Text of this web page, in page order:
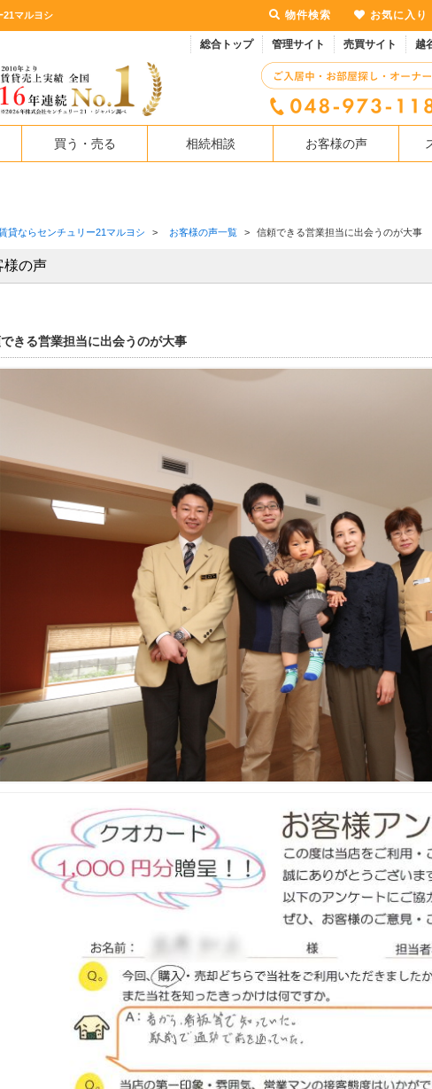
21マルヨシ
総合トップ 管理サイト 売買サイト 越
買う・売る 相続相談 お客様の声
貸ならセンチュリー21マルヨシ > お客様の声一覧 > 信頼できる営業担当に出会うのが大事
様の声
きる営業担当に出会うのが大事
物件検索 お気に入り